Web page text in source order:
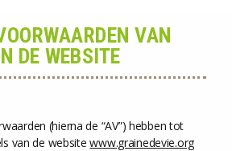
VAN
DE WEBSITE
(hierna de “AV”) hebben tot
van de websitewww.grainedevie.org